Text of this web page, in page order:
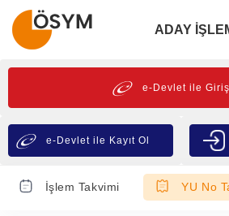
ADAY
e-Devlet ile
e-Devlet ile Kayıt Ol
İşlem Takvimi YU No